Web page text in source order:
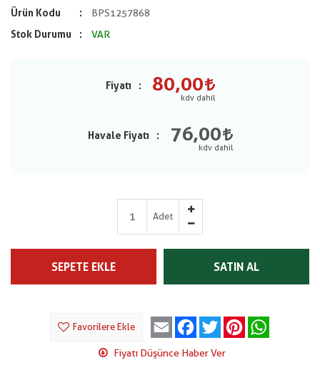
Ürün Kodu
BPS1257868
Stok Durumu
VAR
Fiyatı 80,00
Havale Fiyatı 76,00
Adet
SEPETE EKLE SATIN AL
Favorilere Ekle Email Facebook
Twitter Pinterest
Fiyatı Düşünce Haber Ver